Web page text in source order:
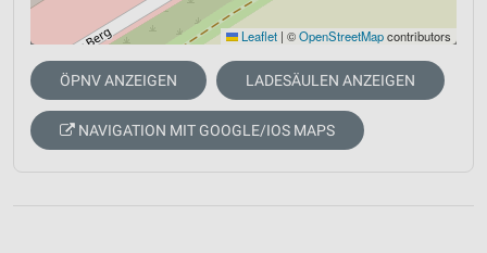
Leaflet | ©OpenStreetMapcontributors
ÖPNV ANZEIGEN LADESÄULEN ANZEIGEN
NAVIGATION MIT GOOGLE/IOS MAPS